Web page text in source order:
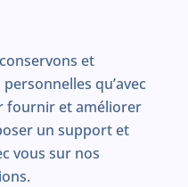
et
qu’avec
fournir et améliorer
un support et
vous sur nos